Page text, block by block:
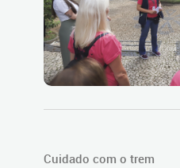
Cuidado com o trem